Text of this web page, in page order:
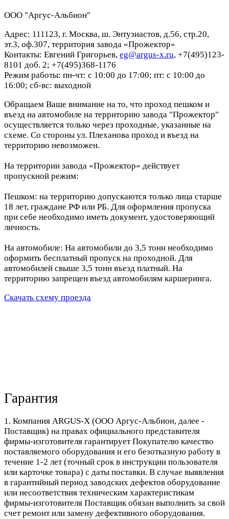
ООО "Аргус-Альбион"
Адрес: 111123, г. Москва, ш. Энтузиастов, д.56, стр.20,
эт.3, оф.307, территория завода «Прожектор»
Контакты: Евгений Григорьев, eg@argus-x.ru, +7(495)123-
8101 доб. 2; +7(495)368-1176
Режим работы: пн-чт: с 10:00 до 17:00; пт: с 10:00 до
16:00; сб-вс: выходной
Обращаем Ваше внимание на то, что проход пешком и
въезд на автомобиле на территорию завода "Прожектор"
осуществляется только через проходные, указанные на
схеме. Со стороны ул. Плеханова проход и въезд на
территорию невозможен.
На территории завода «Прожектор» действует
пропускной режим:
Пешком: на территорию допускаются только лица старше
18 лет, граждане РФ или РБ. Для оформления пропуска
при себе необходимо иметь документ, удостоверяющий
личность.
На автомобиле: На автомобили до 3,5 тонн необходимо
оформить бесплатный пропуск на проходной. Для
автомобилей свыше 3,5 тонн въезд платный. На
территорию запрещен въезд автомобилям каршеринга.
Скачать схему проезда
Гарантия
1. Компания ARGUS-X (ООО Аргус-Альбион, далее -
Поставщик) на правах официального представителя
фирмы-изготовителя гарантирует Покупателю качество
поставляемого оборудования и его безотказную работу в
течение 1-2 лет (точный срок в инструкции пользователя
или карточке товара) с даты поставки. В случае выявления
в гарантийный период заводских дефектов оборудование
или несоответствия техническим характеристикам
фирмы-изготовителя Поставщик обязан выполнить за свой
счет ремонт или замену дефективного оборудования.